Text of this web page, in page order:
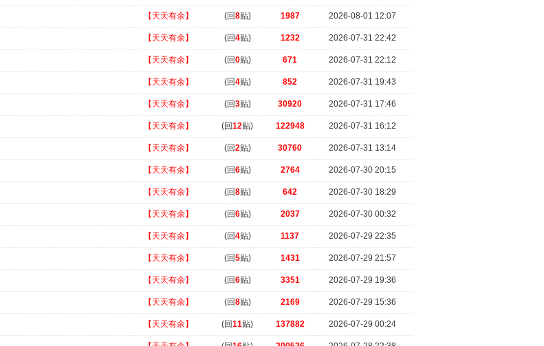
【天天有余】 (回8贴) 1987 2026-08-01 12:07
【天天有余】 (回4贴) 1232 2026-07-31 22:42
【天天有余】 (回0贴) 671 2026-07-31 22:12
【天天有余】 (回4贴) 852 2026-07-31 19:43
【天天有余】 (回3贴) 30920 2026-07-31 17:46
【天天有余】 (回12贴) 122948 2026-07-31 16:12
【天天有余】 (回2贴) 30760 2026-07-31 13:14
【天天有余】 (回6贴) 2764 2026-07-30 20:15
【天天有余】 (回8贴) 642 2026-07-30 18:29
【天天有余】 (回6贴) 2037 2026-07-30 00:32
【天天有余】 (回4贴) 1137 2026-07-29 22:35
【天天有余】 (回5贴) 1431 2026-07-29 21:57
【天天有余】 (回6贴) 3351 2026-07-29 19:36
【天天有余】 (回8贴) 2169 2026-07-29 15:36
【天天有余】 (回11贴) 137882 2026-07-29 00:24